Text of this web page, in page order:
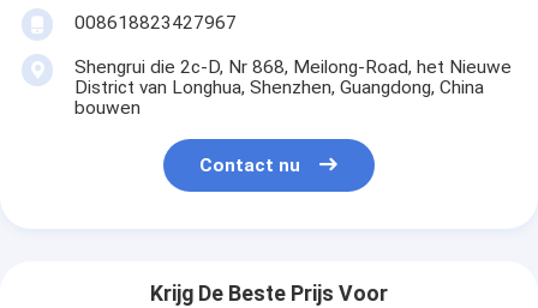
008618823427967
Shengrui die 2c-D, Nr 868, Meilong-Road, het Nieuwe
District van Longhua, Shenzhen, Guangdong, China
bouwen
Contact nu
Krijg De Beste Prijs Voor